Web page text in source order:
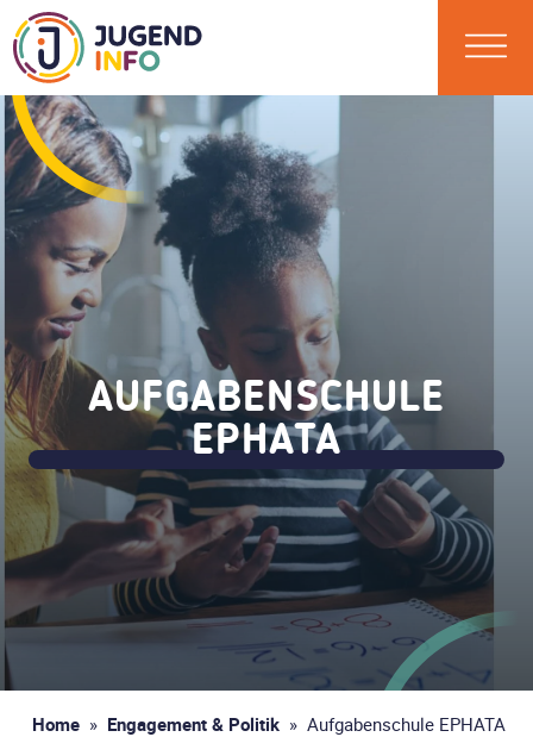
AUFGABENSCHULE
EPHATA
Home » Engagement & Politik » Aufgabenschule EPHATA